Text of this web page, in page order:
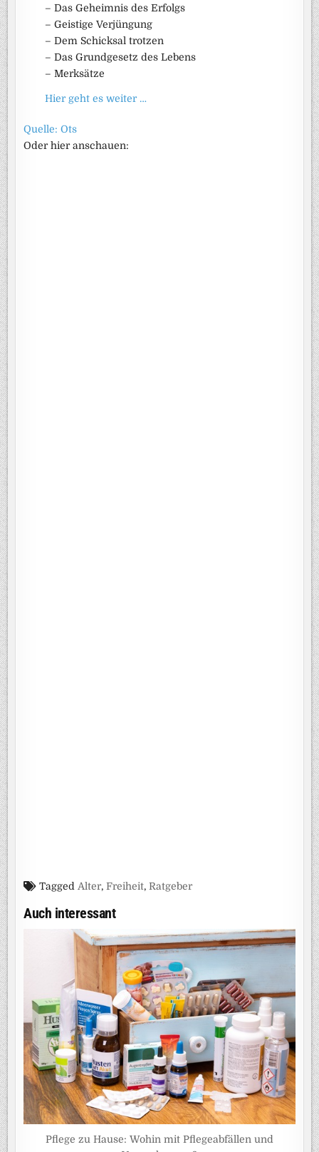
– Das Geheimnis des Erfolgs
– Geistige Verjüngung
– Dem Schicksal trotzen
– Das Grundgesetz des Lebens
– Merksätze
Hier geht es weiter …
Quelle: Ots
Oder hier anschauen:
Tagged Alter,Freiheit,Ratgeber
Auch interessant
Pflege zu Hause: Wohin mit Pflegeabfällen und